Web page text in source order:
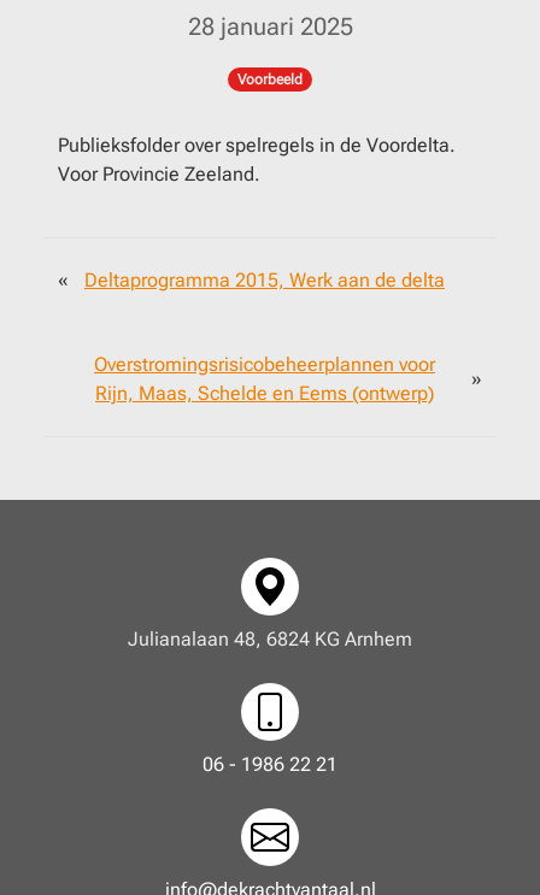
28 januari 2025
Voorbeeld
Publieksfolder over spelregels in de Voordelta.
Voor Provincie Zeeland.
« Deltaprogramma 2015, Werk aan de delta
Overstromingsrisicobeheerplannen voor
Rijn, Maas, Schelde en Eems (ontwerp)
»
Julianalaan 48, 6824 KG Arnhem
06 - 1986 22 21
info@dekrachtvantaal.nl